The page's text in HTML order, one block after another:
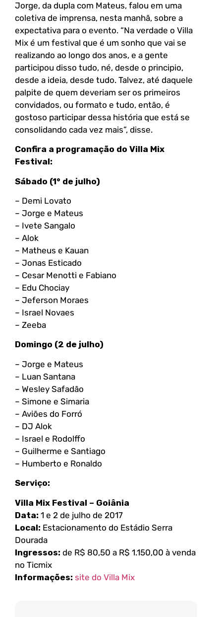
Jorge, da dupla com Mateus, falou em uma
coletiva de imprensa, nesta manhã, sobre a
expectativa para o evento. “Na verdade o Villa
Mix é um festival que é um sonho que vai se
realizando ao longo dos anos, e a gente
participou disso tudo, né, desde o principio,
desde a ideia, desde tudo. Talvez, até daquele
palpite de quem deveriam ser os primeiros
convidados, ou formato e tudo, então, é
gostoso participar dessa história que está se
consolidando cada vez mais”, disse.
Confira a programação do Villa Mix
Festival:
Sábado (1° de julho)
– Demi Lovato
– Jorge e Mateus
– Ivete Sangalo
– Alok
– Matheus e Kauan
– Jonas Esticado
– Cesar Menotti e Fabiano
– Edu Chociay
– Jeferson Moraes
– Israel Novaes
– Zeeba
Domingo (2 de julho)
– Jorge e Mateus
– Luan Santana
– Wesley Safadão
– Simone e Simaria
– Aviões do Forró
– DJ Alok
– Israel e Rodolffo
– Guilherme e Santiago
– Humberto e Ronaldo
Serviço:
Villa Mix Festival – Goiânia
Data: 1 e 2 de julho de 2017
Local: Estacionamento do Estádio Serra
Dourada
Ingressos: de R$ 80,50 a R$ 1.150,00 à venda
no Ticmix
Informações: site do Villa Mix